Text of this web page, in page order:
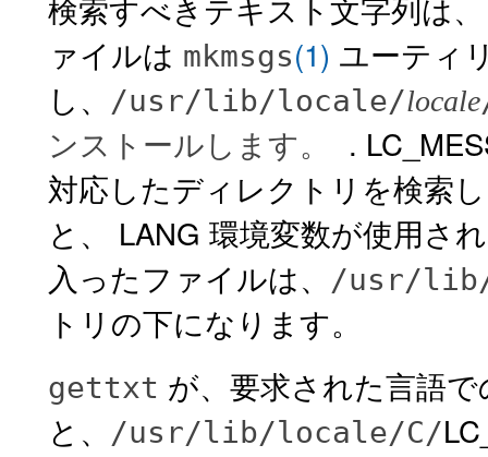
検索すべきテキスト文字列は
ァイルは mkmsgs(1) ユーティ
し、
/usr/lib/locale/locale
ンストールします。 .
対応したディレクトリを検索
と、 LANG 環境変数が使用さ
入ったファイルは、
/usr/
トリの下になります。
gettxt が、要求された言語
と、
/usr/lib/locale/C/